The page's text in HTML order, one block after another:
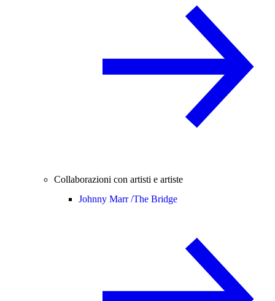
Collaborazioni con artisti e artiste
Johnny Marr /The Bridge